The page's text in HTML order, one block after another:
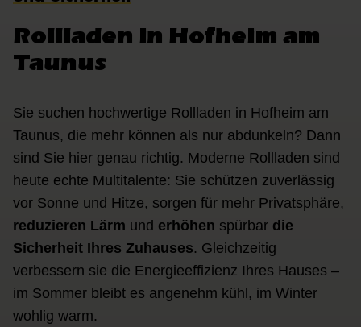
Rollladen in Hofheim am
Taunus
Sie suchen hochwertige Rollladen in Hofheim am
Taunus, die mehr können als nur abdunkeln? Dann
sind Sie hier genau richtig. Moderne Rollladen sind
heute echte Multitalente: Sie schützen zuverlässig
vor Sonne und Hitze, sorgen für mehr Privatsphäre,
reduzieren Lärm und erhöhen spürbar die
Sicherheit Ihres Zuhauses. Gleichzeitig
verbessern sie die Energieeffizienz Ihres Hauses –
im Sommer bleibt es angenehm kühl, im Winter
wohlig warm.